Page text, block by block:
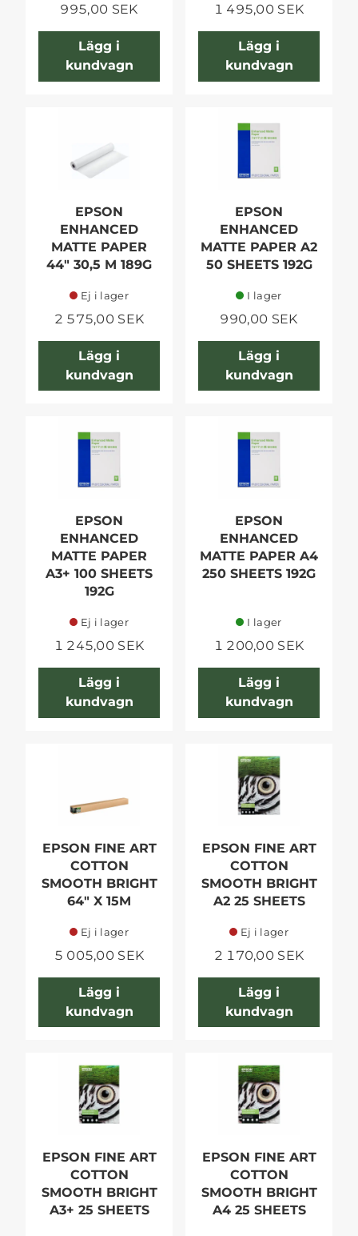
995,00 SEK
Lägg i
kundvagn
1 495,00 SEK
Lägg i
kundvagn
EPSON
ENHANCED
MATTE PAPER
44" 30,5 M 189G
Ej i lager
2 575,00 SEK
Lägg i
kundvagn
EPSON
ENHANCED
MATTE PAPER A2
50 SHEETS 192G
I lager
990,00 SEK
Lägg i
kundvagn
EPSON
ENHANCED
MATTE PAPER
A3+ 100 SHEETS
192G
Ej i lager
1 245,00 SEK
Lägg i
kundvagn
EPSON
ENHANCED
MATTE PAPER A4
250 SHEETS 192G
I lager
1 200,00 SEK
Lägg i
kundvagn
EPSON FINE ART
COTTON
SMOOTH BRIGHT
64" X 15M
Ej i lager
5 005,00 SEK
Lägg i
kundvagn
EPSON FINE ART
COTTON
SMOOTH BRIGHT
A2 25 SHEETS
Ej i lager
2 170,00 SEK
Lägg i
kundvagn
EPSON FINE ART
COTTON
SMOOTH BRIGHT
A3+ 25 SHEETS
EPSON FINE ART
COTTON
SMOOTH BRIGHT
A4 25 SHEETS